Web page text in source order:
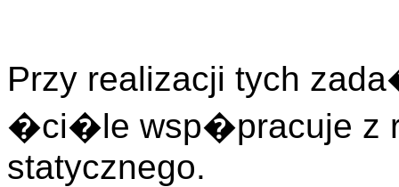
Przy realizacji tych
�ci�le wsp�pracuje z
statycznego.